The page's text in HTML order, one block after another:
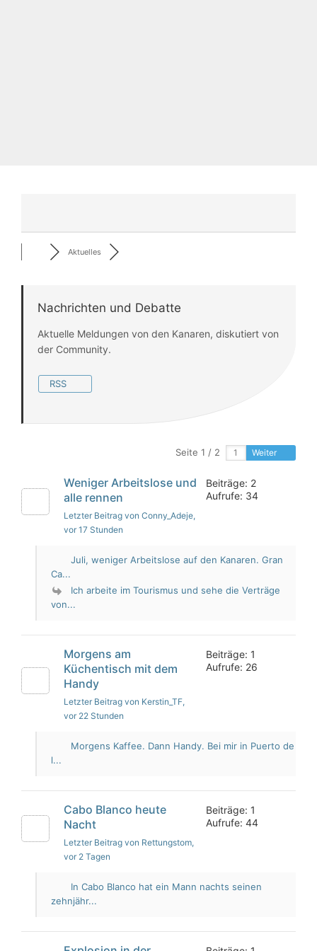
Aktuelles
Nachrichten und Debatte
Aktuelle Meldungen von den Kanaren, diskutiert von
der Community.
RSS
Seite 1 / 2 Weiter
Weniger Arbeitslose und
alle rennen
Letzter Beitrag von Conny_Adeje,
vor 17 Stunden
Beiträge: 2
Aufrufe: 34
Juli, weniger Arbeitslose auf den Kanaren. Gran
Ca...
Ich arbeite im Tourismus und sehe die Verträge
von...
Morgens am
Küchentisch mit dem
Handy
Letzter Beitrag von Kerstin_TF,
vor 22 Stunden
Beiträge: 1
Aufrufe: 26
Morgens Kaffee. Dann Handy. Bei mir in Puerto de
l...
Cabo Blanco heute
Nacht
Letzter Beitrag von Rettungstom,
vor 2 Tagen
Beiträge: 1
Aufrufe: 44
In Cabo Blanco hat ein Mann nachts seinen
zehnjähr...